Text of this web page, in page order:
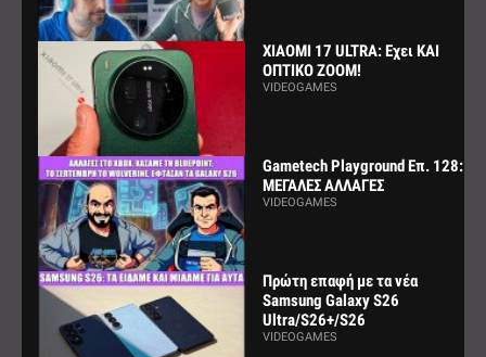
XIAOMI 17 ULTRA: Εχει ΚΑΙ
ΟΠΤΙΚΟ ZOOM!
VIDEOGAMES
Gametech Playground Επ. 128:
ΜΕΓΑΛΕΣ ΑΛΛΑΓΕΣ
VIDEOGAMES
Πρώτη επαφή με τα νέα
Samsung Galaxy S26
Ultra/S26+/S26
VIDEOGAMES